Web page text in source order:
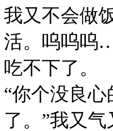
我又不会做
活。呜呜呜
吃不下了。
“你个没良
了。”我又